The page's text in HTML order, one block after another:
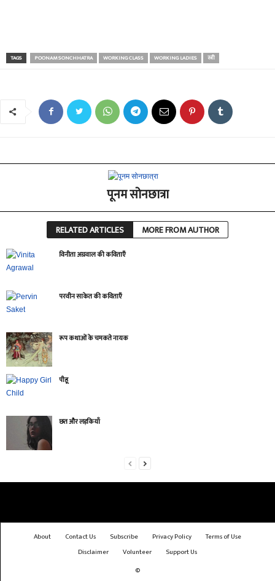
TAGS POONAM SONCHHATRA WORKING CLASS WORKING LADIES स्त्री
पूनम सोनछात्रा
RELATED ARTICLES MORE FROM AUTHOR
विनीता अग्रवाल की कविताएँ
परवीन साकेत की कविताएँ
रूप कथाओं के चमकते नायक
पीहू
छत और लड़कियाँ
About Contact Us Subscribe Privacy Policy
Terms of Use
Disclaimer
Volunteer
Support Us
©